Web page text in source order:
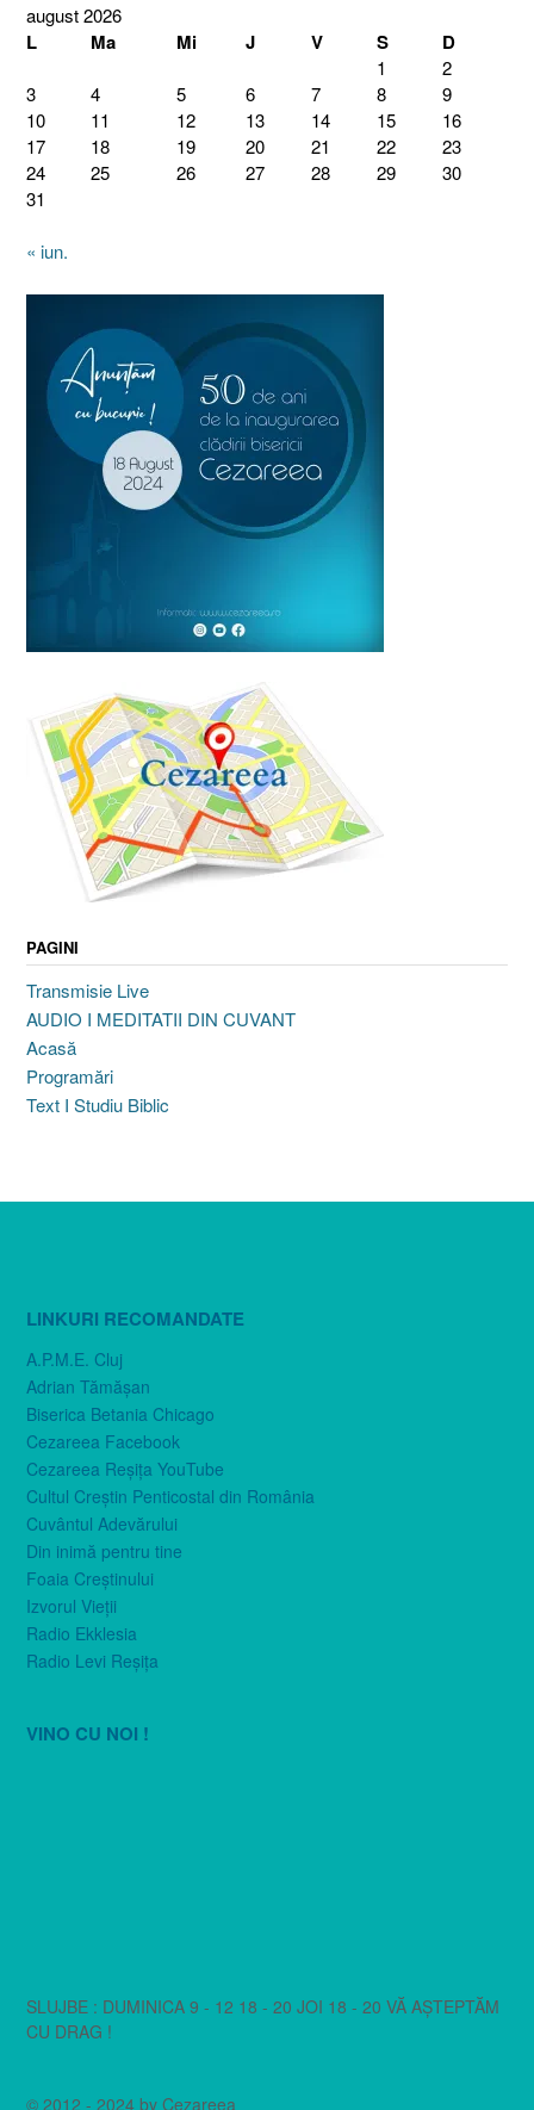
august 2026
L Ma Mi J V S D
1
2
3
4 5 6 7 8
9
10
11 12 13 14 15
16
17
18 19 20 21 22
23
24
25 26 27 28 29
30
31
« iun.
PAGINI
Transmisie Live
AUDIO I MEDITATII DIN CUVANT
Acasă
Programări
Text I Studiu Biblic
LINKURI RECOMANDATE
A.P.M.E. Cluj
Adrian Tămăşan
Biserica Betania Chicago
Cezareea Facebook
Cezareea Reşiţa YouTube
Cultul Creştin Penticostal din România
Cuvântul Adevărului
Din inimă pentru tine
Foaia Creştinului
Izvorul Vieţii
Radio Ekklesia
Radio Levi Reşiţa
VINO CU NOI !
SLUJBE : DUMINICA 9 - 12 18 - 20 JOI 18 - 20 VĂ AȘTEPTĂM
CU DRAG !
© 2012 - 2024 by Cezareea